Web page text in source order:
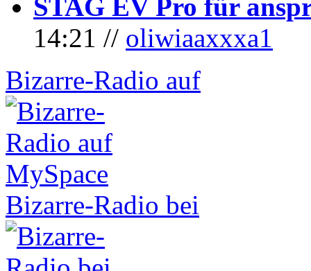
STAG EV Pro für
14:21 // oliwiaaxxxa1
Bizarre-Radio auf
Bizarre-Radio bei